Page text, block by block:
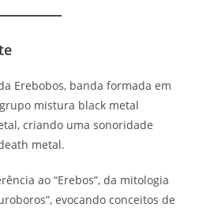
Erebobos, banda formada em
mistura black metal
criando uma sonoridade
metal.
ao “Erebos”, da mitologia
evocando conceitos de